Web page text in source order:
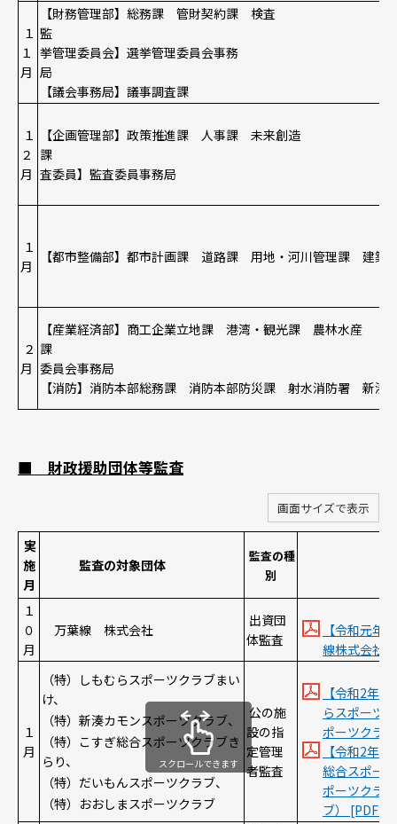
１
１
月
【財務管理部】総務課 管財契約課 検査
監
挙管理委員会】選挙管理委員会事務
【議会事務局】議事調査課
１
２
月
【企画管理部】政策推進課 人事課 未来創造
課
査委員】監査委員事務局
１
月
【都市整備部】都市計画課 道路課 用地・河川管理課 建築
２
月
【産業経済部】商工企業立地課 港湾・観光課 農林水産
課 【農業委
委員会事務局
【消防】消防本部総務課 消防本部防災課 射水消防署 新湊
■ 財政援助団体等監査
画面サイズで表示
実
施
月
監査の対象団体
監査の種
別
１
０
月
万葉線 株式会社
出資団
体監査
【令和元年
線株式会社
１
月
（特）しもむらスポーツクラブまい
け、
（特）新湊カモンスポーツクラブ、
（特）こすぎ総合スポーツクラブき
らり、
（特）だいもんスポーツクラブ、
（特）おおしまスポーツクラブ
公の施
設の指
定管理
者監査
【令和2年1
らスポーツ
ポーツクラ
【令和2年1
総合スポー
ポーツクラ
ブ）
スクロールできます